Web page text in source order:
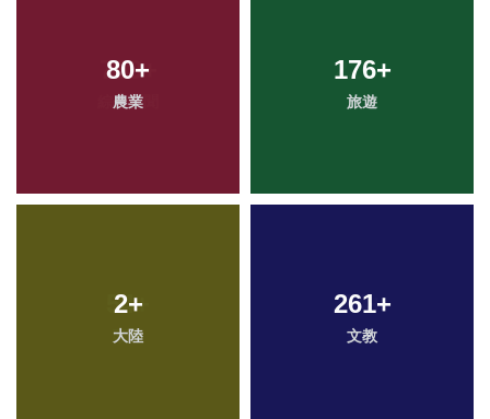
80+
農業
176+
旅遊
2+
大陸
261+
文教